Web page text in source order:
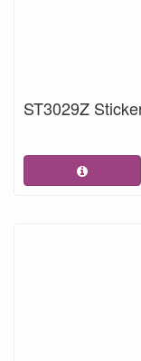
ST3029Z